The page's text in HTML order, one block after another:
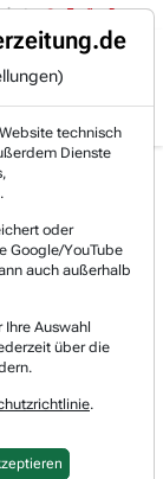
Trading-Room
05.08. 15:14
-
weiter
Etats
technisch
Dienste
oder
Google/YouTube
auch außerhalb
Auswahl
über die
.